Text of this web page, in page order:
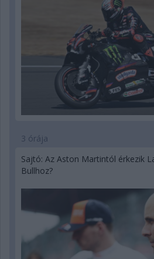
3 órája
Sajtó: Az Aston Martintól érkezik
Bullhoz?